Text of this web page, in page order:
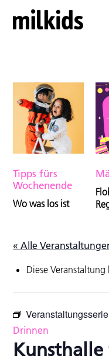
Tipps fürs
Wochenende
Wo was los ist
« Alle
Diese
Drinnen